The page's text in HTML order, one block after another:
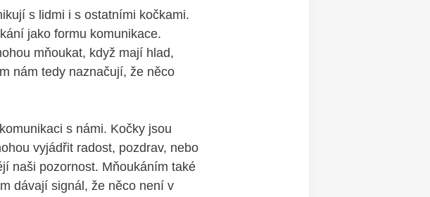
s lidmi i s ostatními kočkami.
jako formu komunikace.
mňoukat, když mají hlad,
nám tedy naznačují, že něco
s námi. Kočky jsou
vyjádřit radost, pozdrav, nebo
naši pozornost. Mňoukáním také
dávají signál, že něco není v